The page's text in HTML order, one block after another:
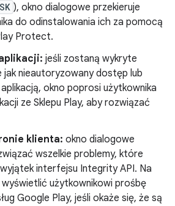
), okno dialogowe przekieruje
do odinstalowania ich za pomocą
Protect.
jeśli zostaną wykryte
jak nieautoryzowany dostęp lub
okno poprosi użytkownika
ze Sklepu Play, aby rozwiązać
klienta: okno dialogowe
wszelkie problemy, które
interfejsu Integrity API. Na
wyświetlić użytkownikowi prośbę
Google Play, jeśli okaże się, że są